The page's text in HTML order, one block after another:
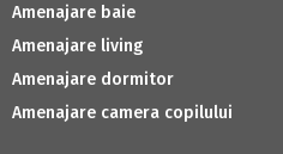
Amenajare baie
Amenajare living
Amenajare dormitor
Amenajare camera copilului